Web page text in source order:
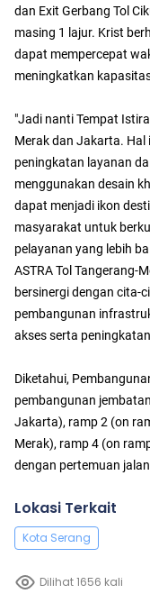
dan Exit Gerbang Tol
masing 1 lajur. Krist
dapat mempercepat
meningkatkan
"Jadi nanti Tempat
Merak dan Jakarta.
peningkatan layanan
menggunakan desain
dapat menjadi ikon
masyarakat untuk
pelayanan yang lebih
ASTRA Tol Tangerang-
bersinergi dengan cita-
pembangunan
akses serta
Diketahui,
pembangunan
Jakarta), ramp 2 (on
Merak), ramp 4 (on
dengan pertemuan
Lokasi Terkait
Kota Serang
Dilihat 1656 kali